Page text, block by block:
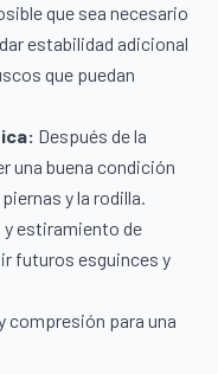
que sea necesario
estabilidad adicional
que puedan
Después de la
una buena condición
y la rodilla.
estiramiento de
futuros esguinces y
compresión para una